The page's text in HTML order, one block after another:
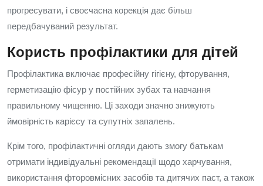
прогресувати, і своєчасна корекція дає більш
передбачуваний результат.
Користь профілактики для дітей
Профілактика включає професійну гігієну, фторування,
герметизацію фісур у постійних зубах та навчання
правильному чищенню. Ці заходи значно знижують
ймовірність карієсу та супутніх запалень.
Крім того, профілактичні огляди дають змогу батькам
отримати індивідуальні рекомендації щодо харчування,
використання фторовмісних засобів та дитячих паст, а також